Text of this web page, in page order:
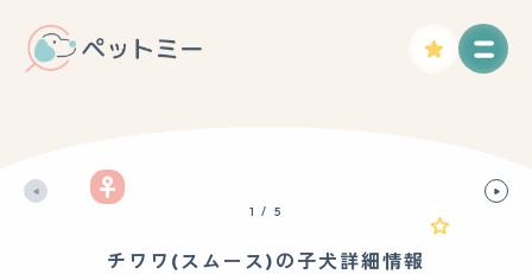
1 / 5
チワワ(スムース)の子犬詳細情報